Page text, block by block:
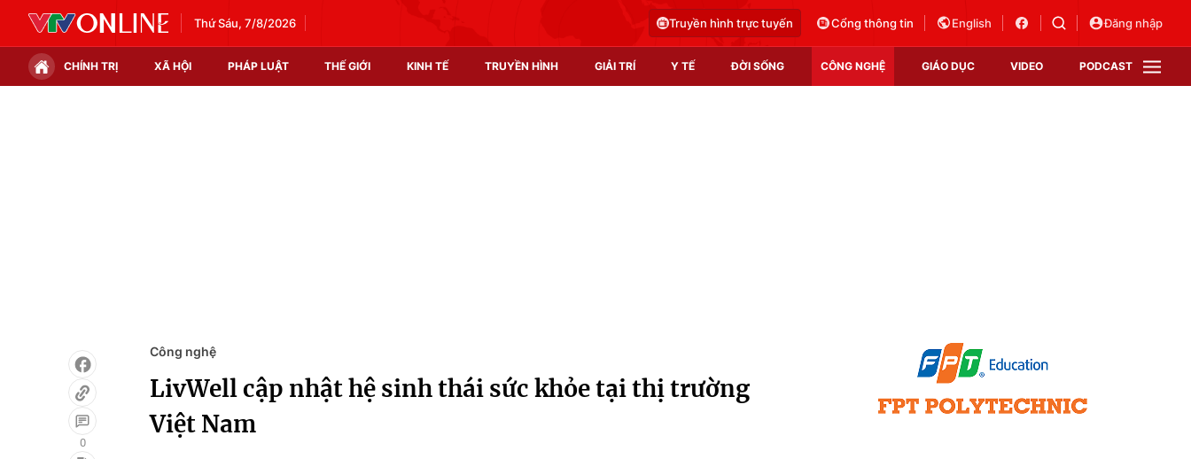
Thứ Sáu, 7/8/2026 Truyền hình trực tuyến Cổng thông tin English Đăng nhập
CHÍNH TRỊ XÃ HỘI PHÁP LUẬT THẾ GIỚI KINH TẾ TRUYỀN HÌNH GIẢI TRÍ Y TẾ ĐỜI SỐNG CÔNG NGHỆ GIÁO DỤC VIDEO PODCAST
Infographic
Giao lưu trực tuyến
0
Công nghệ
LivWell cập nhật hệ sinh thái sức khỏe tại thị trường
Việt Nam